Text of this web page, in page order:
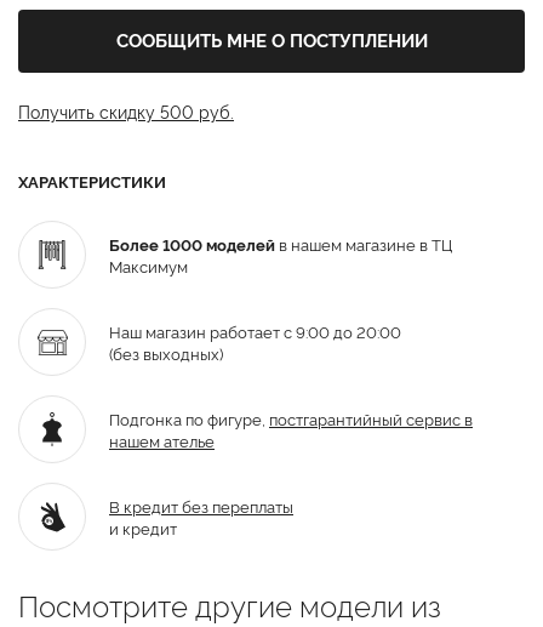
СООБЩИТЬ МНЕ О ПОСТУПЛЕНИИ
Получить скидку 500 руб.
ХАРАКТЕРИСТИКИ
Более 1000 моделей в нашем магазине в ТЦ
Максимум
Наш магазин работает с 9:00 до 20:00
(без выходных)
Подгонка по фигуре, постгарантийный сервис в
нашем ателье
В кредит без переплаты
и кредит
Посмотрите другие модели из